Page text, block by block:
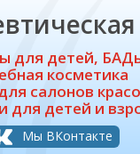
для детей,
косметика
салонов
для детей и
Мы ВКонтакте